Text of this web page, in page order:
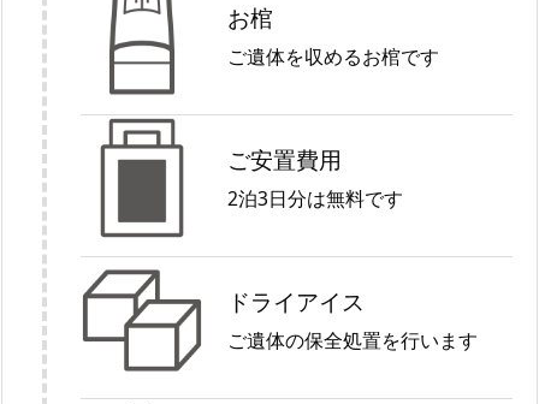
お棺
ご遺体を収めるお棺です
ご安置費用
2泊3日分は無料です
ドライアイス
ご遺体の保全処置を行います